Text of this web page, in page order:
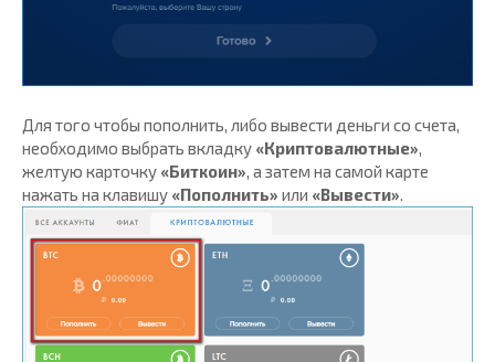
Для того чтобы пополнить, либо вывести деньги со счета,
необходимо выбрать вкладку «Криптовалютные»,
желтую карточку «Биткоин», а затем на самой карте
нажать на клавишу «Пополнить» или «Вывести».